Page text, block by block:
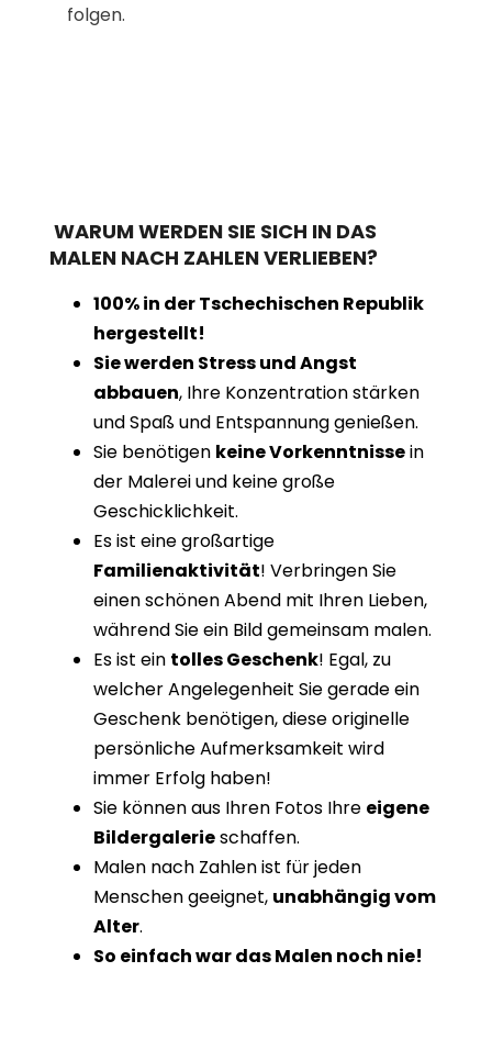
folgen.
WARUM WERDEN SIE SICH IN DAS
MALEN NACH ZAHLEN VERLIEBEN?
100% in der Tschechischen Republik
hergestellt!
Sie werden Stress und Angst
abbauen, Ihre Konzentration stärken
und Spaß und Entspannung genießen.
Sie benötigen keine Vorkenntnissein
der Malerei und keine große
Geschicklichkeit.
Es ist eine großartige
Familienaktivität! Verbringen Sie
einen schönen Abend mit Ihren Lieben,
während Sie ein Bild gemeinsam malen.
Es ist ein tolles Geschenk! Egal, zu
welcher Angelegenheit Sie gerade ein
Geschenk benötigen, diese originelle
persönliche Aufmerksamkeit wird
immer Erfolg haben!
Sie können aus Ihren Fotos Ihre eigene
Bildergalerieschaffen.
Malen nach Zahlen ist für jeden
Menschen geeignet, unabhängig vom
Alter.
So einfach war das Malen noch nie!